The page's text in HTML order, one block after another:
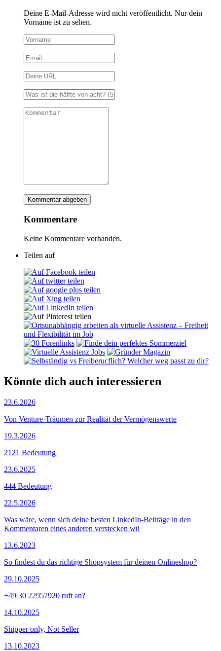
Deine E-Mail-Adresse wird nicht veröffentlicht. Nur dein
Vorname ist zu sehen.
Kommentare
Keine Kommentare vorhanden.
Teilen auf
Könnte dich auch interessieren
23.6.2026
Von Venture-Träumen zur Realität der Vermögenswerte
19.3.2026
2121 Bedeutung
23.6.2025
444 Bedeutung
22.5.2026
Was wäre, wenn sich deine besten LinkedIn-Beiträge in den
Kommentaren eines anderen verstecken wü
13.6.2023
So findest du das richtige Shopsystem für deinen Onlineshop?
29.10.2025
+49 30 22957920 ruft an?
14.10.2025
Shipper only, Not Seller
13.10.2023